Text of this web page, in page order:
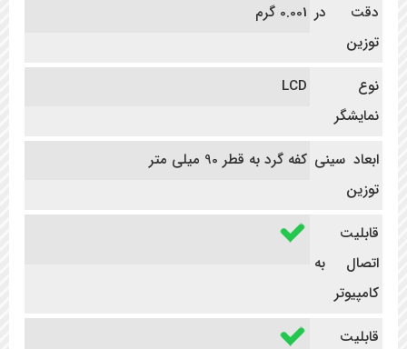
دقت در
توزین
0.001 گرم
نوع
نمایشگر
LCD
ابعاد سینی
توزین
کفه گرد به قطر 90 میلی متر
قابلیت
اتصال به
کامپیوتر
قابلیت